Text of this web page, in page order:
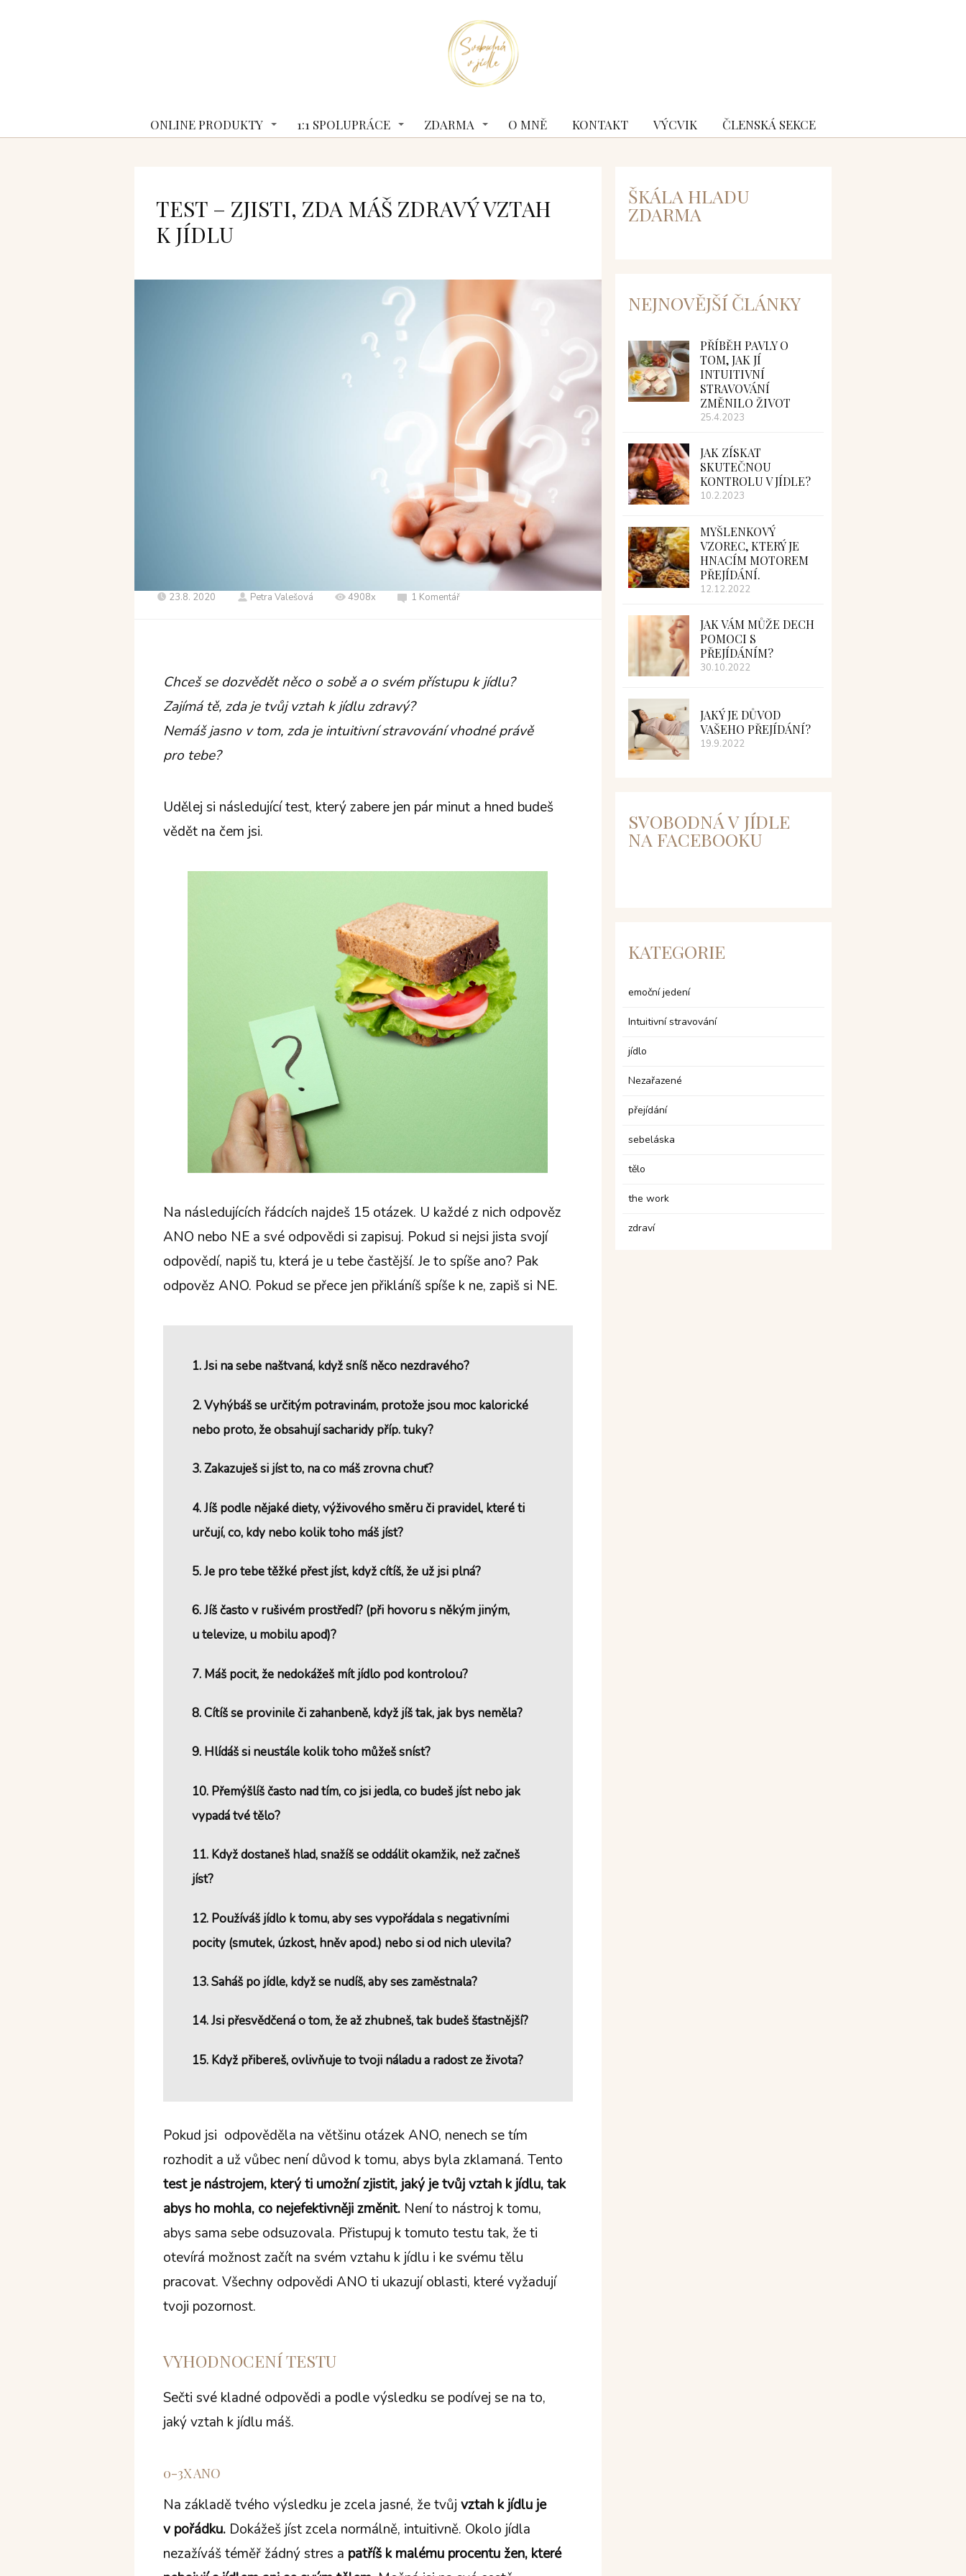
ONLINE PRODUKTY 1:1 SPOLUPRÁCE ZDARMA O MNĚ KONTAKT VÝCVIK ČLENSKÁ SEKCE
TEST – ZJISTI, ZDA MÁŠ ZDRAVÝ VZTAH
K JÍDLU
23.8. 2020 Petra Valešová 4908x 1 Komentář
Chceš se dozvědět něco o sobě a o svém přístupu k jídlu?
Zajímá tě, zda je tvůj vztah k jídlu zdravý?
Nemáš jasno v tom, zda je intuitivní stravování vhodné právě
pro tebe?
Udělej si následující test, který zabere jen pár minut a hned budeš
vědět na čem jsi.
Na následujících řádcích najdeš 15 otázek. U každé z nich odpověz
ANO nebo NE a své odpovědi si zapisuj. Pokud si nejsi jista svojí
odpovědí, napiš tu, která je u tebe častější. Je to spíše ano? Pak
odpověz ANO. Pokud se přece jen přikláníš spíše k ne, zapiš si NE.
1. Jsi na sebe naštvaná, když sníš něco nezdravého?
2. Vyhýbáš se určitým potravinám, protože jsou moc kalorické
nebo proto, že obsahují sacharidy příp. tuky?
3. Zakazuješ si jíst to, na co máš zrovna chuť?
4. Jíš podle nějaké diety, výživového směru či pravidel, které ti
určují, co, kdy nebo kolik toho máš jíst?
5. Je pro tebe těžké přest jíst, když cítíš, že už jsi plná?
6. Jíš často v rušivém prostředí? (při hovoru s někým jiným,
u televize, u mobilu apod)?
7. Máš pocit, že nedokážeš mít jídlo pod kontrolou?
8. Cítíš se provinile či zahanbeně, když jíš tak, jak bys neměla?
9. Hlídáš si neustále kolik toho můžeš sníst?
10. Přemýšlíš často nad tím, co jsi jedla, co budeš jíst nebo jak
vypadá tvé tělo?
11. Když dostaneš hlad, snažíš se oddálit okamžik, než začneš
jíst?
12. Používáš jídlo k tomu, aby ses vypořádala s negativními
pocity (smutek, úzkost, hněv apod.) nebo si od nich ulevila?
13. Saháš po jídle, když se nudíš, aby ses zaměstnala?
14. Jsi přesvědčená o tom, že až zhubneš, tak budeš šťastnější?
15. Když přibereš, ovlivňuje to tvoji náladu a radost ze života?
Pokud jsi odpověděla na většinu otázek ANO, nenech se tím
rozhodit a už vůbec není důvod k tomu, abys byla zklamaná. Tento
test je nástrojem, který ti umožní zjistit, jaký je tvůj vztah k jídlu, tak
abys ho mohla, co nejefektivněji změnit. Není to nástroj k tomu,
abys sama sebe odsuzovala. Přistupuj k tomuto testu tak, že ti
otevírá možnost začít na svém vztahu k jídlu i ke svému tělu
pracovat. Všechny odpovědi ANO ti ukazují oblasti, které vyžadují
tvoji pozornost.
VYHODNOCENÍ TESTU
Sečti své kladné odpovědi a podle výsledku se podívej se na to,
jaký vztah k jídlu máš.
0-3X ANO
Na základě tvého výsledku je zcela jasné, že tvůj vztah k jídlu je
v pořádku. Dokážeš jíst zcela normálně, intuitivně. Okolo jídla
nezažíváš téměř žádný stres a patříš k malému procentu žen, které
ŠKÁLA HLADU
ZDARMA
NEJNOVĚJŠÍ ČLÁNKY
PŘÍBĚH PAVLY O
TOM, JAK JÍ
INTUITIVNÍ
STRAVOVÁNÍ
ZMĚNILO ŽIVOT
25.4.2023
JAK ZÍSKAT
SKUTEČNOU
KONTROLU V JÍDLE?
10.2.2023
MYŠLENKOVÝ
VZOREC, KTERÝ JE
HNACÍM MOTOREM
PŘEJÍDÁNÍ.
12.12.2022
JAK VÁM MŮŽE DECH
POMOCI S
PŘEJÍDÁNÍM?
30.10.2022
JAKÝ JE DŮVOD
VAŠEHO PŘEJÍDÁNÍ?
19.9.2022
SVOBODNÁ V JÍDLE
NA FACEBOOKU
KATEGORIE
emoční jedení
Intuitivní stravování
jídlo
Nezařazené
přejídání
sebeláska
tělo
the work
zdraví